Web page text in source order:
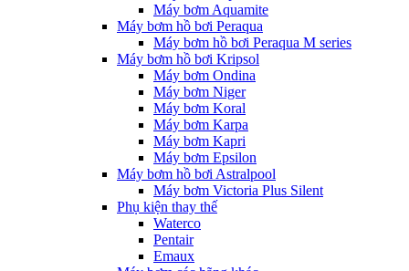
Máy bơm Aquamite
Máy bơm hồ bơi Peraqua
Máy bơm hồ bơi Peraqua M series
Máy bơm hồ bơi Kripsol
Máy bơm Ondina
Máy bơm Niger
Máy bơm Koral
Máy bơm Karpa
Máy bơm Kapri
Máy bơm Epsilon
Máy bơm hồ bơi Astralpool
Máy bơm Victoria Plus Silent
Phụ kiện thay thế
Waterco
Pentair
Emaux